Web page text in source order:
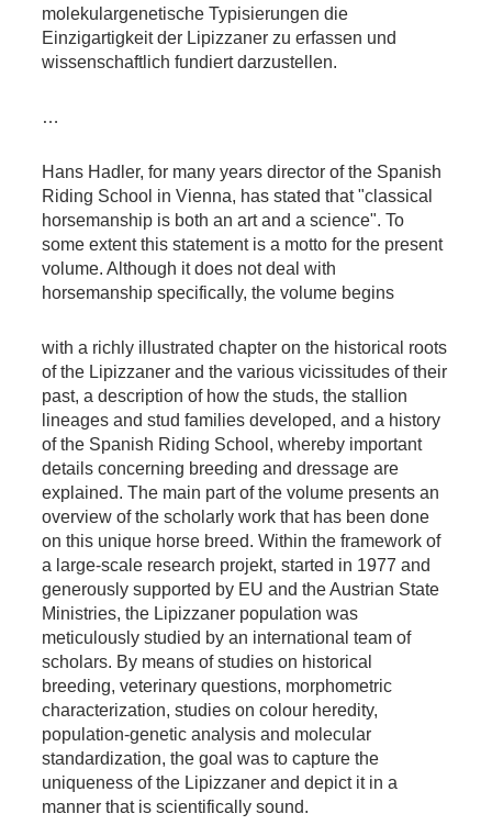
molekulargenetische Typisierungen die
Einzigartigkeit der Lipizzaner zu erfassen und
wissenschaftlich fundiert darzustellen.
…
Hans Hadler, for many years director of the Spanish
Riding School in Vienna, has stated that "classical
horsemanship is both an art and a science". To
some extent this statement is a motto for the present
volume. Although it does not deal with
horsemanship specifically, the volume begins
with a richly illustrated chapter on the historical roots
of the Lipizzaner and the various vicissitudes of their
past, a description of how the studs, the stallion
lineages and stud families developed, and a history
of the Spanish Riding School, whereby important
details concerning breeding and dressage are
explained. The main part of the volume presents an
overview of the scholarly work that has been done
on this unique horse breed. Within the framework of
a large-scale research projekt, started in 1977 and
generously supported by EU and the Austrian State
Ministries, the Lipizzaner population was
meticulously studied by an international team of
scholars. By means of studies on historical
breeding, veterinary questions, morphometric
characterization, studies on colour heredity,
population-genetic analysis and molecular
standardization, the goal was to capture the
uniqueness of the Lipizzaner and depict it in a
manner that is scientifically sound.